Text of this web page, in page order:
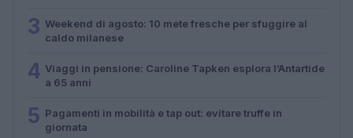
3 Weekend di agosto: 10 mete fresche per sfuggire al
caldo milanese
4 Viaggi in pensione: Caroline Tapken esplora l’Antartide
a 65 anni
5 Pagamenti in mobilità e tap out: evitare truffe in
giornata